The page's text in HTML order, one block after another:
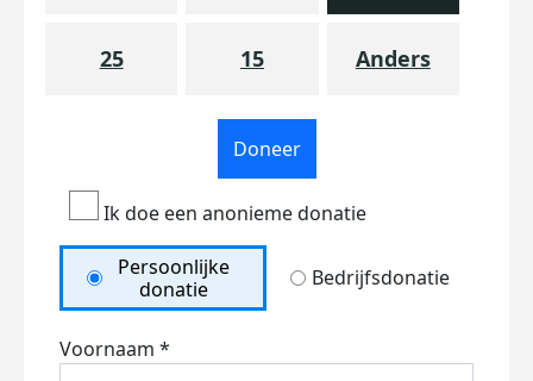
25 15 Anders
Doneer
Ik doe een anonieme donatie
Persoonlijke
donatie
Bedrijfsdonatie
Voornaam *